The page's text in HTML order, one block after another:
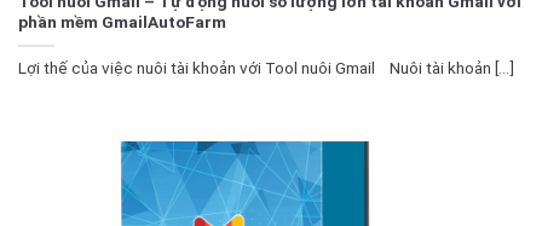
phần mềm GmailAutoFarm
Lợi thế của việc nuôi tài khoản với Tool nuôi Gmail Nuôi tài khoản [...]